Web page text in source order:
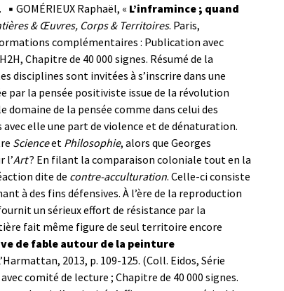
▪ GOMÉRIEUX Raphaël, « L’inframince ; quand
& Œuvres, Corps & Territoires. Paris,
complémentaires : Publication avec
Chapitre de 40 000 signes. Résumé de la
disciplines sont invitées à s’inscrire dans une
la pensée positiviste issue de la révolution
de la pensée comme dans celui des
elle une part de violence et de dénaturation.
Scienceet Philosophie, alors que Georges
l’Art? En filant la comparaison coloniale tout en la
dite de contre-acculturation. Celle-ci consiste
à des fins défensives. À l’ère de la reproduction
un sérieux effort de résistance par la
fait même figure de seul territoire encore
de fable autour de la peinture
2013, p. 109-125. (Coll. Eidos, Série
comité de lecture ; Chapitre de 40 000 signes.